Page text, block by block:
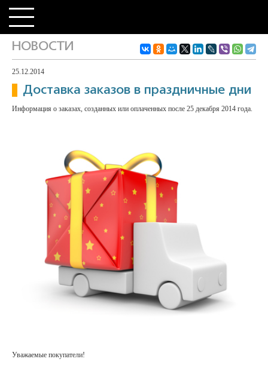
НОВОСТИ
25.12.2014
Доставка заказов в праздничные дни
Информация о заказах, созданных или оплаченных после 25 декабря 2014 года.
Уважаемые покупатели!